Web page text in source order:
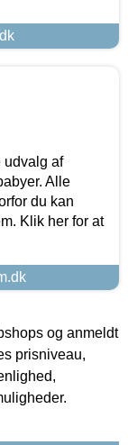
udvalg af
Alle
du kan
Klik her for at
og anmeldt
prisniveau,